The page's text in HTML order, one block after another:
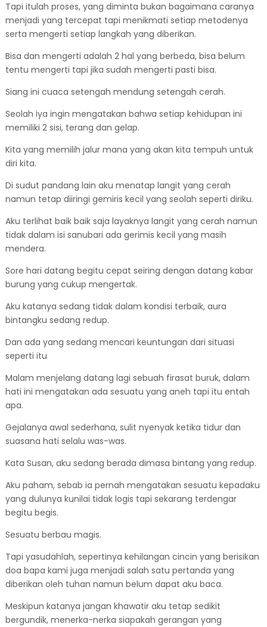
Tapi itulah proses, yang diminta bukan bagaimana caranya
menjadi yang tercepat tapi menikmati setiap metodenya
serta mengerti setiap langkah yang diberikan.
Bisa dan mengerti adalah 2 hal yang berbeda, bisa belum
tentu mengerti tapi jika sudah mengerti pasti bisa.
Siang ini cuaca setengah mendung setengah cerah.
Seolah iya ingin mengatakan bahwa setiap kehidupan ini
memiliki 2 sisi, terang dan gelap.
Kita yang memilih jalur mana yang akan kita tempuh untuk
diri kita.
Di sudut pandang lain aku menatap langit yang cerah
namun tetap diiringi gemiris kecil yang seolah seperti diriku.
Aku terlihat baik baik saja layaknya langit yang cerah namun
tidak dalam isi sanubari ada gerimis kecil yang masih
mendera.
Sore hari datang begitu cepat seiring dengan datang kabar
burung yang cukup mengertak.
Aku katanya sedang tidak dalam kondisi terbaik, aura
bintangku sedang redup.
Dan ada yang sedang mencari keuntungan dari situasi
seperti itu
Malam menjelang datang lagi sebuah firasat buruk, dalam
hati ini mengatakan ada sesuatu yang aneh tapi itu entah
apa.
Gejalanya awal sederhana, sulit nyenyak ketika tidur dan
suasana hati selalu was-was.
Kata Susan, aku sedang berada dimasa bintang yang redup.
Aku paham, sebab ia pernah mengatakan sesuatu kepadaku
yang dulunya kunilai tidak logis tapi sekarang terdengar
begitu begis.
Sesuatu berbau magis.
Tapi yasudahlah, sepertinya kehilangan cincin yang berisikan
doa bapa kami juga menjadi salah satu pertanda yang
diberikan oleh tuhan namun belum dapat aku baca.
Meskipun katanya jangan khawatir aku tetap sedikit
bergundik, menerka-nerka siapakah gerangan yang